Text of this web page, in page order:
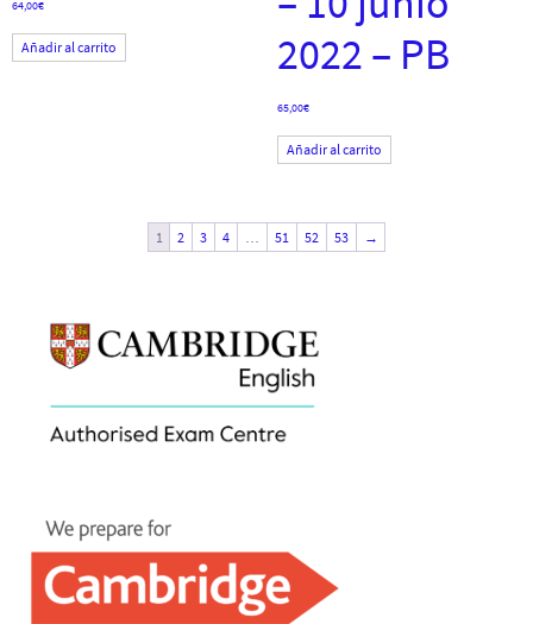
64,00€
Añadir al carrito
2022 – PB
65,00€
Añadir al carrito
1 2 3 4 51 52 53 →